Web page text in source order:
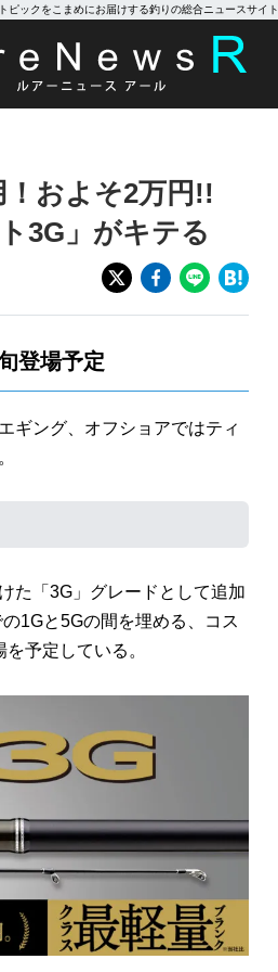
ピックをこまめにお届けする釣りの総合ニュースサイト
！およそ2万円!!
3G」がキテる
登場予定
ギング、オフショアではティ
た「3G」グレードとして追加
の1Gと5Gの間を埋める、コス
予定している。